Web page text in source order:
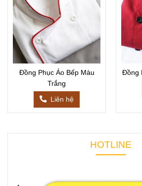
Đồng Phục Áo Bếp Màu
Trắng
Liên hệ
Đồng
HOTLINE